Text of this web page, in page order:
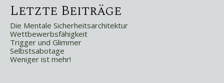
Letzte Beiträge
Die Mentale Sicherheitsarchitektur
Wettbewerbsfähigkeit
Trigger und Glimmer
Selbstsabotage
Weniger ist mehr!